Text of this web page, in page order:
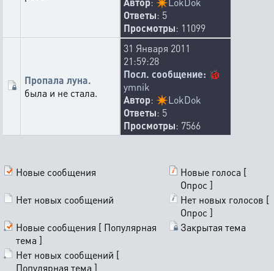
Ответы: 5
Просмотры: 11099
Пропала луна.
была и не стала.
31 Января 2011
21:59:28
Посл. сообщение: 🐞
ymnik
Автор: ✴️LokDok
Ответы: 5
Просмотры: 7566
Новые сообщения
Новые голоса [
Опрос ]
Нет новых сообщений
Нет новых голосов [
Опрос ]
Новые сообщения [ Популярная
тема ]
Закрытая тема
Нет новых сообщений [
Популярная тема ]